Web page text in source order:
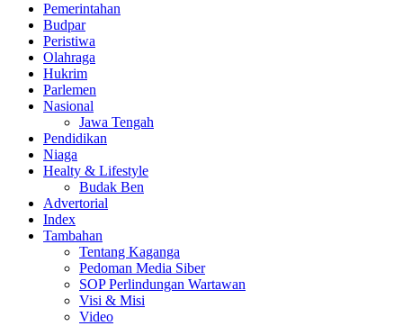
Pemerintahan
Budpar
Peristiwa
Olahraga
Hukrim
Parlemen
Nasional
Jawa Tengah
Pendidikan
Niaga
Healty & Lifestyle
Budak Ben
Advertorial
Index
Tambahan
Tentang Kaganga
Pedoman Media Siber
SOP Perlindungan Wartawan
Visi & Misi
Video